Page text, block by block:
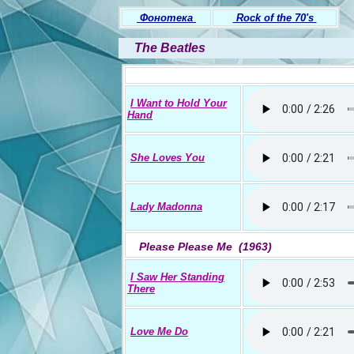
Фонотека Rock of the 70's
The Beatles
I Want to Hold Your
Hand
She Loves You
Lady Madonna
Please Please Me (1963)
I Saw Her Standing
There
Love Me Do